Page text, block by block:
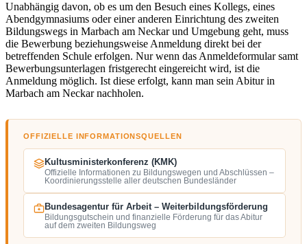
Unabhängig davon, ob es um den Besuch eines Kollegs, eines
Abendgymnasiums oder einer anderen Einrichtung des zweiten
Bildungswegs in Marbach am Neckar und Umgebung geht, muss
die Bewerbung beziehungsweise Anmeldung direkt bei der
betreffenden Schule erfolgen. Nur wenn das Anmeldeformular samt
Bewerbungsunterlagen fristgerecht eingereicht wird, ist die
Anmeldung möglich. Ist diese erfolgt, kann man sein Abitur in
Marbach am Neckar nachholen.
OFFIZIELLE INFORMATIONSQUELLEN
Kultusministerkonferenz (KMK)
Offizielle Informationen zu Bildungswegen und Abschlüssen –
Koordinierungsstelle aller deutschen Bundesländer
Bundesagentur für Arbeit – Weiterbildungsförderung
Bildungsgutschein und finanzielle Förderung für das Abitur
auf dem zweiten Bildungsweg